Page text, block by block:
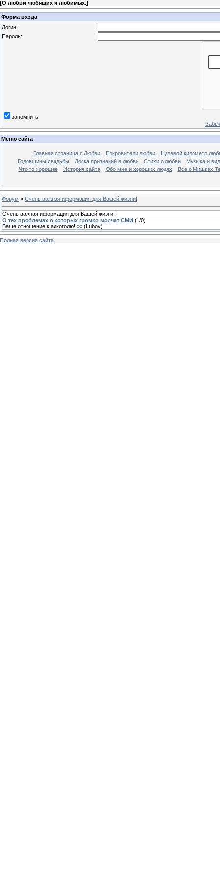
[О любви любящих и любимых.]
Форма входа
Логин:
Пароль:
запомнить
Меню сайта
Главная страница о Любви Покровители любви
Нулевой километр
Годовщины свадьбы
Доска признаний в любви Стихи о любви
Музыка и
Что то хорошее
История сайта Обо мне и хороших людях Все о Мишках
Форум » Очень важная иформация для Вашей жизни!
Очень важная иформация для Вашей жизни!
О тех проблемах о которых громко молчат СМИ (1/0)
Ваше отношение к алкоголю! »» (Lubov)
Полная версия сайта